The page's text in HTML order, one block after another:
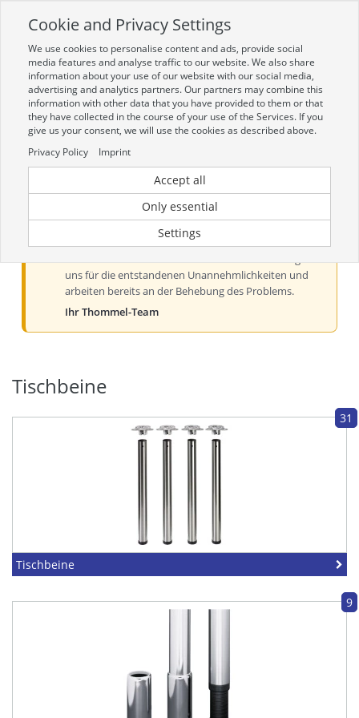
Zur mobilen Kompaktversion (Login erforderlich)
Toggle
navigation
Aktueller Hinweis zur Preis- und
Verfügbarkeitsanzeige
Liebe Kundinnen und Kunden, derzeit kann es bei der
Preis- und Verfügbarkeitsanzeige aus technischen
uns für die entstandenen Unannehmlichkeiten und
arbeiten bereits an der Behebung des Problems.
Ihr Thommel-Team
Tischbeine
31
Tischbeine
9
Cookie and Privacy Settings
We use cookies to personalise content and ads, provide social
media features and analyse traffic to our website. We also share
information about your use of our website with our social media,
advertising and analytics partners. Our partners may combine this
information with other data that you have provided to them or that
they have collected in the course of your use of the Services. If you
give us your consent, we will use the cookies as described above.
Privacy Policy
Imprint
Accept all
Only essential
Settings